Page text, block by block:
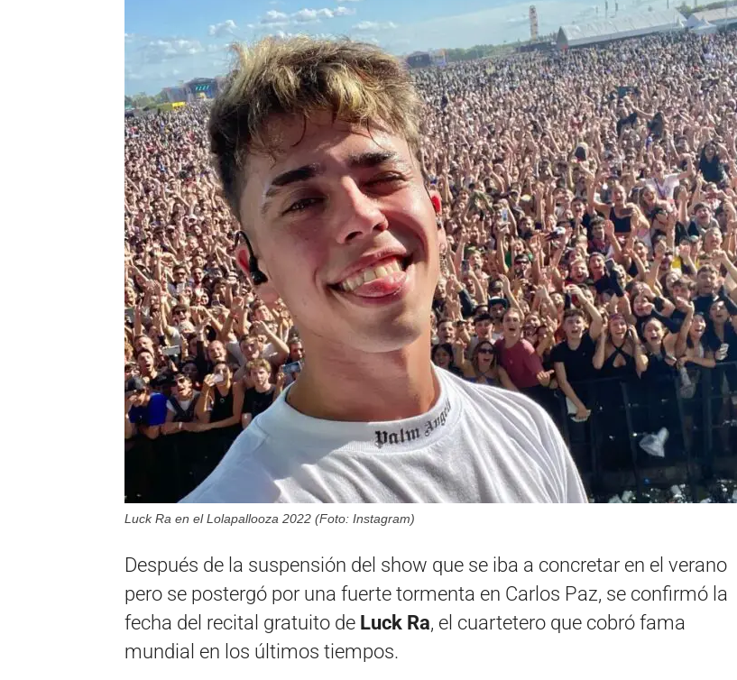
Luck Ra en el Lolapallooza 2022 (Foto: Instagram)
Después de la suspensión del show que se iba a concretar en el verano
pero se postergó por una fuerte tormenta en Carlos Paz, se confirmó la
fecha del recital gratuito de Luck Ra, el cuartetero que cobró fama
mundial en los últimos tiempos.